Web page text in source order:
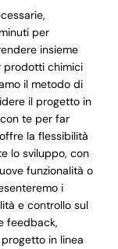
per
insieme
prodotti chimici
il metodo di
il progetto in
te per far
la flessibilità
lo sviluppo, con
funzionalità o
i
e controllo sul
feedback,
in linea